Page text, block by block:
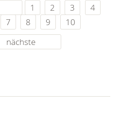
1 2 3
4
7 8 9
10
nächste